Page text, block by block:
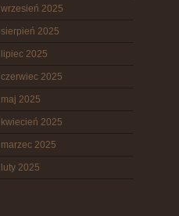
wrzesień 2025
sierpień 2025
lipiec 2025
czerwiec 2025
maj 2025
kwiecień 2025
marzec 2025
luty 2025